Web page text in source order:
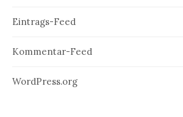
Eintrags-Feed
Kommentar-Feed
WordPress.org